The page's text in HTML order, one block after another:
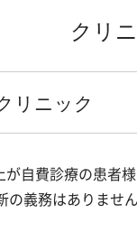
クリ
リニック
自費診療の患者
の義務はありませ